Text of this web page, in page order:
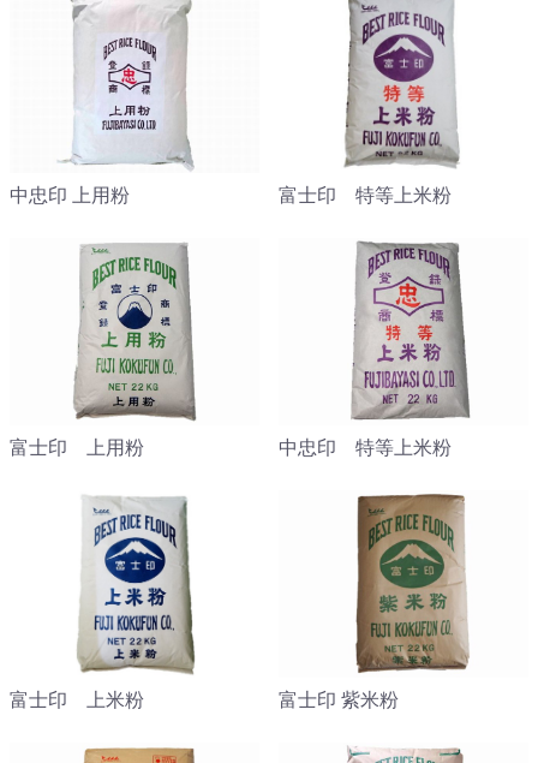
中忠印 上用粉 富士印 特等上米粉
富士印 上用粉 中忠印 特等上米粉
富士印 上米粉 富士印 紫米粉